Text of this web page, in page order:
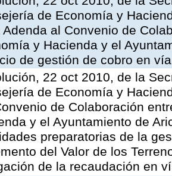
de Economía y
Adenda al Convenio de
y Hacienda y el
de gestión de cobro en
22 oct 2010, de la
de Economía y
de Colaboración
y el Ayuntamiento de
preparatorias de la
del Valor de los
de la recaudación en